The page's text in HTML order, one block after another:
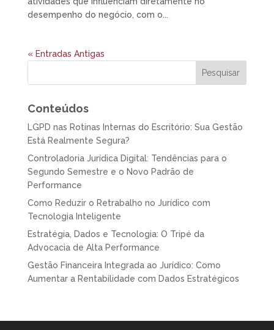
desempenho do negócio, com o...
« Entradas Antigas
Conteúdos
LGPD nas Rotinas Internas do Escritório: Sua Gestão
Está Realmente Segura?
Controladoria Jurídica Digital: Tendências para o
Segundo Semestre e o Novo Padrão de
Performance
Como Reduzir o Retrabalho no Jurídico com
Tecnologia Inteligente
Estratégia, Dados e Tecnologia: O Tripé da
Advocacia de Alta Performance
Gestão Financeira Integrada ao Jurídico: Como
Aumentar a Rentabilidade com Dados Estratégicos